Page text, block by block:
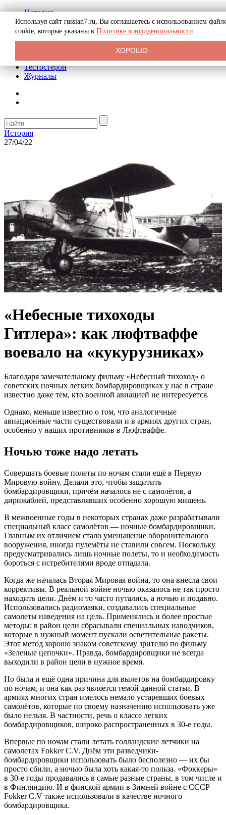
История
Биография
Криминал
Реклама на сайте
Тестостерон
Журналы
История
27/04/22
«Небесные тихоходы
Гитлера»: как люфтваффе
воевало на «кукурузниках»
Благодаря замечательному фильму «Небесный тихоход» о
советских ночных легких бомбардировщиках у нас в стране
известно даже тем, кто военной авиацией не интересуется.
Однако, меньше известно о том, что аналогичные
авиационные части существовали и в армиях других стран,
особенно у наших противников в Люфтваффе.
Ночью тоже надо летать
Совершать боевые полеты по ночам стали ещё в Первую
Мировую войну. Делали это, чтобы защитить
бомбардировщики, причём началось не с самолётов, а
дирижаблей, представлявших особенно хорошую мишень.
В межвоенные годы в некоторых странах даже разрабатывали
специальный класс самолётов — ночные бомбардировщики.
Главным их отличием стало уменьшение оборонительного
вооружения, иногда пулемёты не ставили совсем. Поскольку
предусматривались лишь ночные полеты, то и необходимость
бороться с истребителями вроде отпадала.
Когда же началась Вторая Мировая война, то она внесла свои
коррективы. В реальной войне ночью оказалось не так просто
находить цели. Днём и то часто путались, а ночью и подавно.
Использовались радиомаяки, создавались специальные
самолеты наведения на цель. Применялись и более простые
методы: в район цели сбрасывали специальных наводчиков,
которые в нужный момент пускали осветительные ракеты.
Этот метод хорошо знаком советскому зрителю по фильму
«Зеленые цепочки». Правда, бомбардировщики не всегда
выходили в район цели в нужное время.
Но была и ещё одна причина для вылетов на бомбардировку
по ночам, и она как раз является темой данной статьи. В
армиях многих стран имелось немало устаревших боевых
самолётов, которые по своему назначению использовать уже
было нельзя. В частности, речь о классе легких
бомбардировщиков, широко распространенных в 30-е годы.
Впервые по ночам стали летать голландские летчики на
самолетах Fokker C.V. Днём эти разведчики-
бомбардировщики использовать было бесполезно — их бы
просто сбили, а ночью была хоть какая-то польза. «Фоккеры»
в 30-е годы продавались в самые разные страны, в том числе и
в Финляндию. И в финской армии в Зимней войне с СССР
Fokker C.V также использовали в качестве ночного
бомбардировщика.
Используя сайт russian7.ru, Вы соглашаетесь с использованием
cookie, которые указаны в Политике конфиденциальности
ХОРОШО